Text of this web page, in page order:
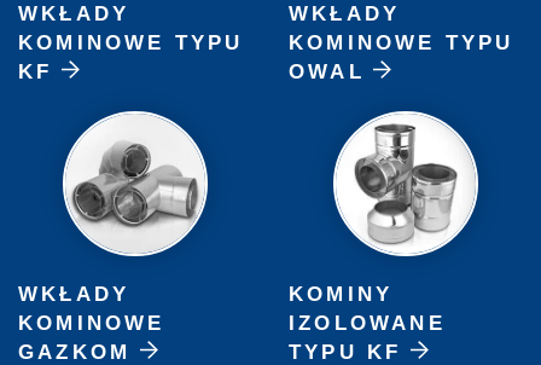
WKŁADY
KOMINOWE TYPU
KF
WKŁADY
KOMINOWE TYPU
OWAL
WKŁADY
KOMINOWE
GAZKOM
KOMINY
IZOLOWANE
TYPU KF